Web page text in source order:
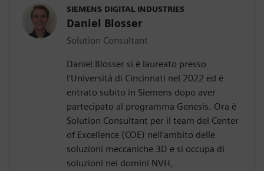
SIEMENS DIGITAL INDUSTRIES
Daniel Blosser
Solution Consultant
Daniel Blosser si è laureato presso
l'Università di Cincinnati nel 2022 ed è
entrato subito in Siemens dopo aver
partecipato al programma Genesis. Ora è
Solution Consultant per il team del Center
of Excellence (COE) nell’ambito delle
soluzioni meccaniche 3D e si occupa di
soluzioni nei domini NVH,